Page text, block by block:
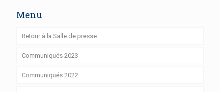
Menu
Retour à la Salle de presse
Communiqués 2023
Communiqués 2022